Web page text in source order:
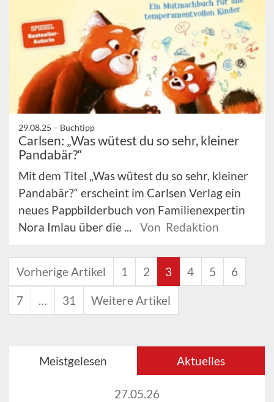
29.08.25 – Buchtipp
Carlsen: „Was wütest du so sehr, kleiner
Pandabär?“
Mit dem Titel „Was wütest du so sehr, kleiner
Pandabär?“ erscheint im Carlsen Verlag ein
neues Pappbilderbuch von Familienexpertin
Nora Imlau über die ...
Von Redaktion
Vorherige Artikel 1 2 3 4 5 6
7 … 31 Weitere Artikel
Meistgelesen Aktuelles
27.05.26